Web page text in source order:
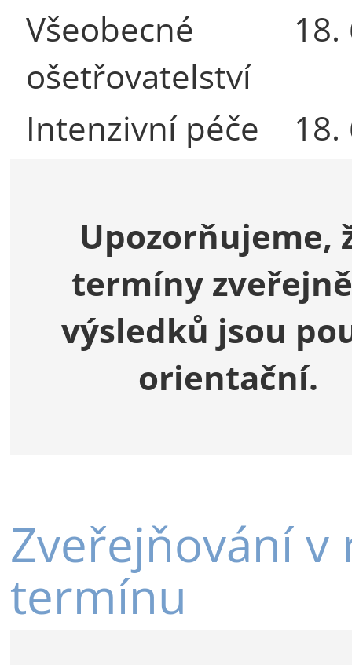
Všeobecné
ošetřovatelství
18.
Intenzivní péče 18.
Upozorňujeme,
termíny
výsledků jsou
orientační.
Zveřejňování
termínu